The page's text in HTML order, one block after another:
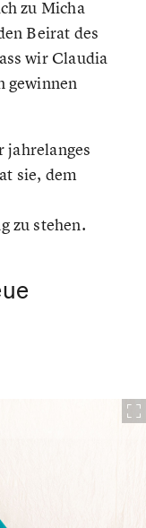
zu Micha
Beirat des
wir Claudia
gewinnen
jahrelanges
sie, dem
zu stehen.